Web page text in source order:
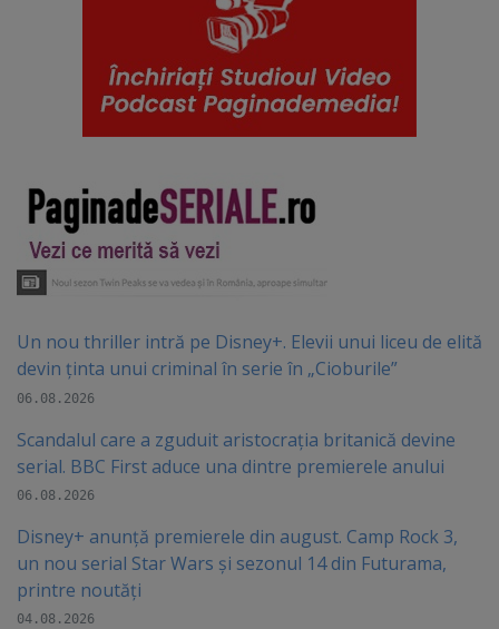
Un nou thriller intră pe Disney+. Elevii unui liceu de elită
devin ținta unui criminal în serie în „Cioburile”
06.08.2026
Scandalul care a zguduit aristocrația britanică devine
serial. BBC First aduce una dintre premierele anului
06.08.2026
Disney+ anunță premierele din august. Camp Rock 3,
un nou serial Star Wars și sezonul 14 din Futurama,
printre noutăți
04.08.2026